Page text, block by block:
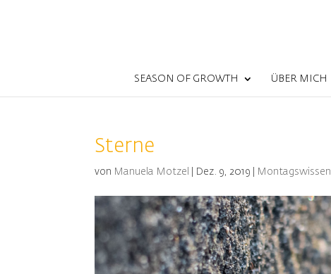
SEASON OF GROWTH ÜBER MICH
Sterne
von Manuela Motzel Dez. 9, 2019 Montagswissen